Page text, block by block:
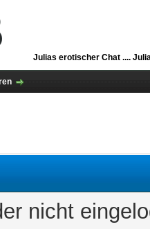
Julias erotischer Chat ....
nicht